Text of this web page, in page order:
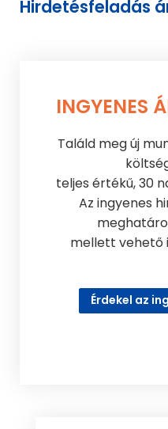
Hirdetésfeladás
INGYENES
Találd meg új
teljes értékű, 30
Az ingyenes
mellett vehető
Érdekel az